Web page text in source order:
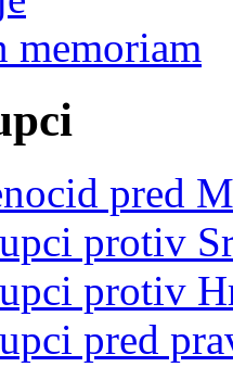
memoriam
pred
protiv
protiv
pred